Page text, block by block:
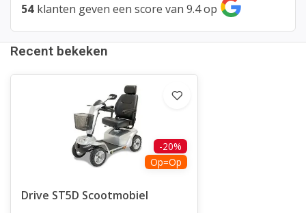
54 klanten geven een score van 9.4 op
Recent bekeken
-20%
Op=Op
Drive ST5D Scootmobiel